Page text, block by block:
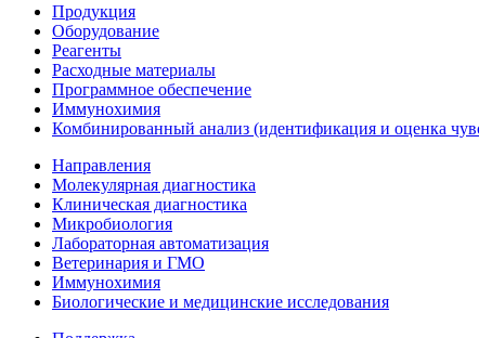
Продукция
Оборудование
Реагенты
Расходные материалы
Программное обеспечение
Иммунохимия
Комбинированный анализ (идентификация и оценка
Направления
Молекулярная диагностика
Клиническая диагностика
Микробиология
Лабораторная автоматизация
Ветеринария и ГМО
Иммунохимия
Биологические и медицинские исследования